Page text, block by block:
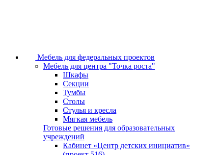
Мебель для федеральных проектов
Мебель для центра "Точка роста"
Шкафы
Секции
Тумбы
Столы
Стулья и кресла
Мягкая мебель
Готовые решения для образовательных
учреждений
Кабинет «Центр детских инициатив»